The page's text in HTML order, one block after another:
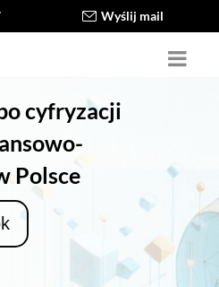
Wyślij mail
cyfryzacji
Polsce